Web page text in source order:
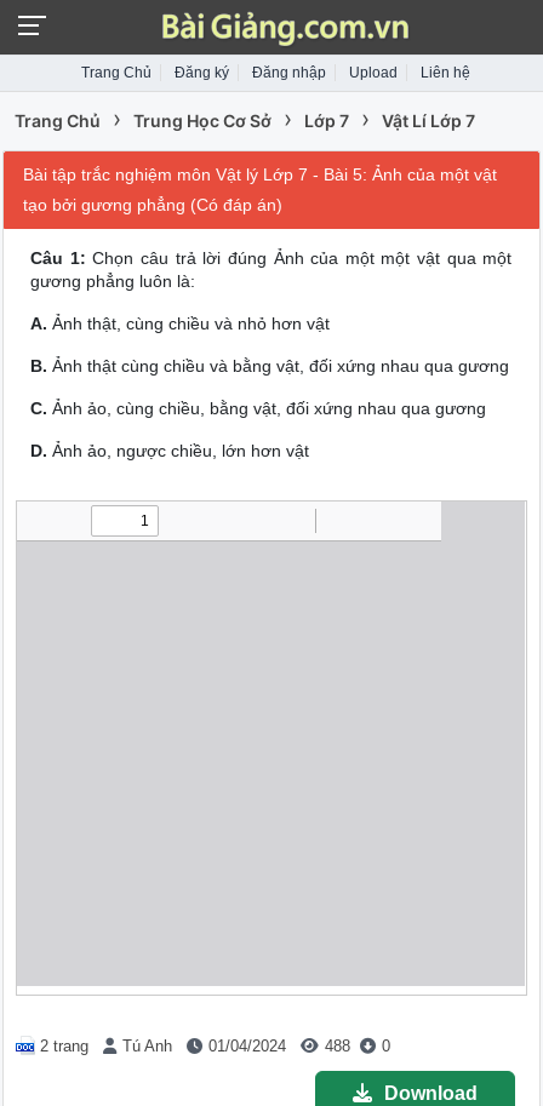
Trang Chủ Đăng ký Đăng nhập Upload Liên hệ
Trang Chủ › Trung Học Cơ Sở › Lớp 7 › Vật Lí Lớp 7
Bài tập trắc nghiệm môn Vật lý Lớp 7 - Bài 5: Ảnh của một vật
tạo bởi gương phẳng (Có đáp án)
Câu 1: Chọn câu trả lời đúng Ảnh của một một vật qua một
gương phẳng luôn là:
A.Ảnh thật, cùng chiều và nhỏ hơn vật
B.Ảnh thật cùng chiều và bằng vật, đối xứng nhau qua gương
C.Ảnh ảo, cùng chiều, bằng vật, đối xứng nhau qua gương
D.Ảnh ảo, ngược chiều, lớn hơn vật
2 trang Tú Anh 01/04/2024 488 0
Download